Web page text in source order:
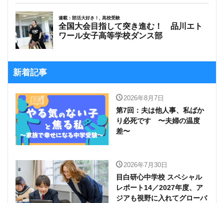
新着記事
2026年8月7日
第7回：夫は他人事、私ばか
り必死です 〜夫婦の温度
差〜
2026年7月30日
目白研心中学校 スペシャル
レポート14／2027年度、ア
ジアも視野に入れてグローバ